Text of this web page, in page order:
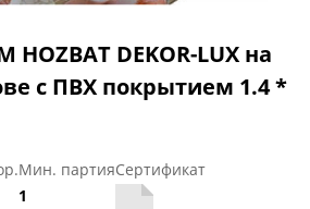
HOZBAT DEKOR-LUX на
с ПВХ покрытием 1.4 *
Мин. партия
1
Сертификат